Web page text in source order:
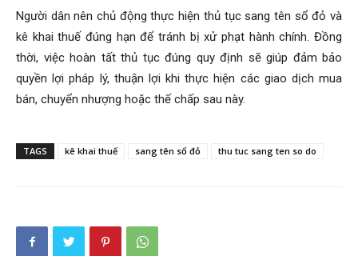
Người dân nên chủ động thực hiện thủ tục sang tên sổ đỏ và
kê khai thuế đúng hạn để tránh bị xử phạt hành chính. Đồng
thời, việc hoàn tất thủ tục đúng quy định sẽ giúp đảm bảo
quyền lợi pháp lý, thuận lợi khi thực hiện các giao dịch mua
bán, chuyển nhượng hoặc thế chấp sau này.
TAGS kê khai thuế sang tên sổ đỏ thu tuc sang ten so do